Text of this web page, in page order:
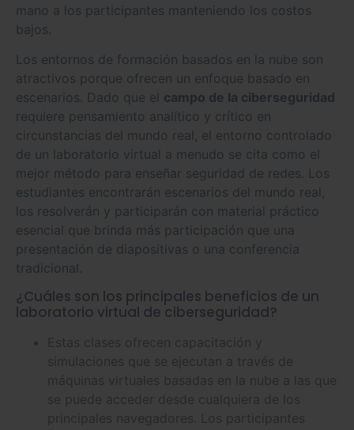
mano a los participantes manteniendo los costos
bajos.
Los entornos de formación basados ​​en la nube son
atractivos porque ofrecen un enfoque basado en
escenarios. Dado que el campo de la ciberseguridad
requiere pensamiento analítico y crítico en
circunstancias del mundo real, el entorno controlado
de un laboratorio virtual a menudo se cita como el
mejor método para enseñar seguridad de redes. Los
estudiantes encontrarán escenarios del mundo real,
los resolverán y participarán con material práctico
esencial que brinda más participación que una
presentación de diapositivas o una conferencia
tradicional.
¿Cuáles son los principales beneficios de un
laboratorio virtual de ciberseguridad?